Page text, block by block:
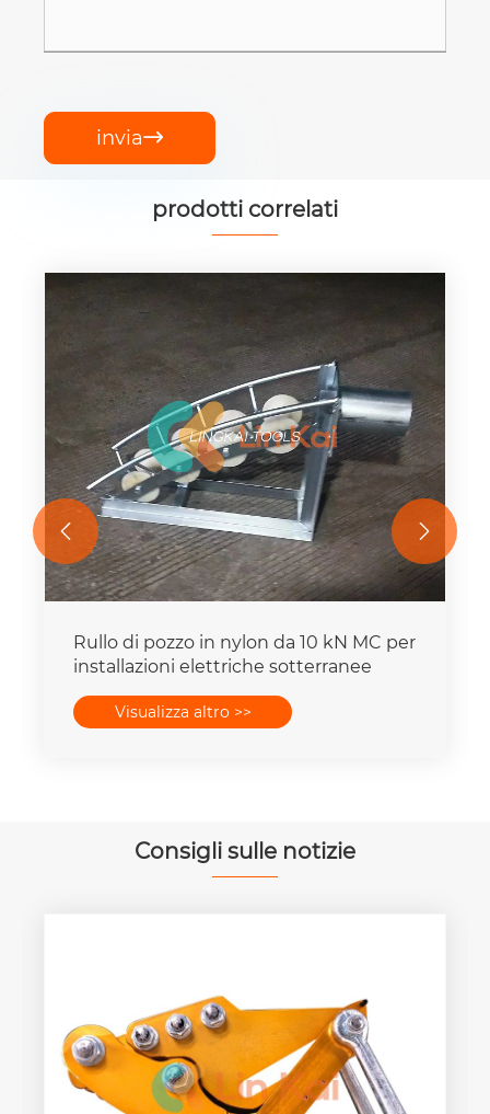
invia
prodotti correlati
Rullo di pozzo in nylon da 10 kN MC per
installazioni elettriche sotterranee
Visualizza altro >>
 
Consigli sulle notizie